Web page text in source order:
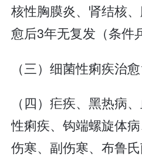
核性胸膜炎、肾结核
愈后3年无复发（条件
（三）细菌性痢疾治
（四）疟疾、黑热病
性痢疾、钩端螺旋体病
伤寒、副伤寒、布鲁